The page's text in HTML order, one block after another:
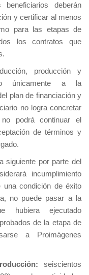
deberán
y certificar al menos
para las etapas de
los contratos que
producción y
únicamente a la
plan de financiación y
no logra concretar
podrá continuar el
de términos y
siguiente por parte del
incumplimiento
condición de éxito
no puede pasar a la
hubiera ejecutado
de la etapa de
a Proimágenes
seiscientos